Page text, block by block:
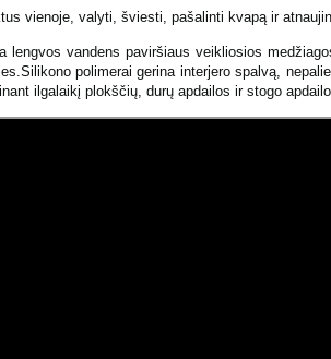
vienoje, valyti, šviesti, pašalinti kvapą ir
lengvos vandens paviršiaus veikliosios
polimerai gerina interjero spalvą,
ilgalaikį plokščių, durų apdailos ir stogo